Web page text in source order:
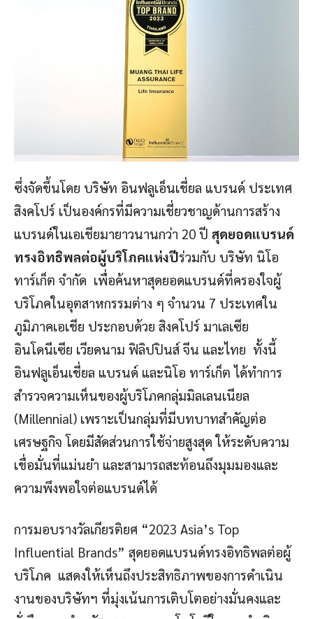
ซึ่งจัดขึ้นโดย บริษัท อินฟลูเอ็นเชี่ยล แบรนด์ ประเทศ
สิงคโปร์ เป็นองค์กรที่มีความเชี่ยวชาญด้านการสร้าง
แบรนด์ในเอเชียมายาวนานกว่า 20 ปี สุดยอดแบรนด์
ทรงอิทธิพลต่อผู้บริโภคแห่งปีร่วมกับ บริษัท นิโอ
ทาร์เก็ต จำกัด เพื่อค้นหาสุดยอดแบรนด์ที่ครองใจผู้
บริโภคในอุตสาหกรรมต่าง ๆ จำนวน 7 ประเทศใน
ภูมิภาคเอเชีย ประกอบด้วย สิงคโปร์ มาเลเซีย
อินโดนีเซีย เวียดนาม ฟิลิปปินส์ จีน และไทย ทั้งนี้
อินฟลูเอ็นเชี่ยล แบรนด์ และนิโอ ทาร์เก็ต ได้ทำการ
สำรวจความเห็นของผู้บริโภคกลุ่มมิลเลนเนียล
(Millennial) เพราะเป็นกลุ่มที่มีบทบาทสำคัญต่อ
เศรษฐกิจ โดยมีสัดส่วนการใช้จ่ายสูงสุด ให้ระดับความ
เชื่อมั่นที่แม่นยำ และสามารถสะท้อนถึงมุมมองและ
ความพึงพอใจต่อแบรนด์ได้
การมอบรางวัลเกียรติยศ “2023 Asia’s Top
Influential Brands” สุดยอดแบรนด์ทรงอิทธิพลต่อผู้
บริโภค แสดงให้เห็นถึงประสิทธิภาพของการดำเนิน
งานของบริษัทฯ ที่มุ่งเน้นการเติบโตอย่างมั่นคงและ